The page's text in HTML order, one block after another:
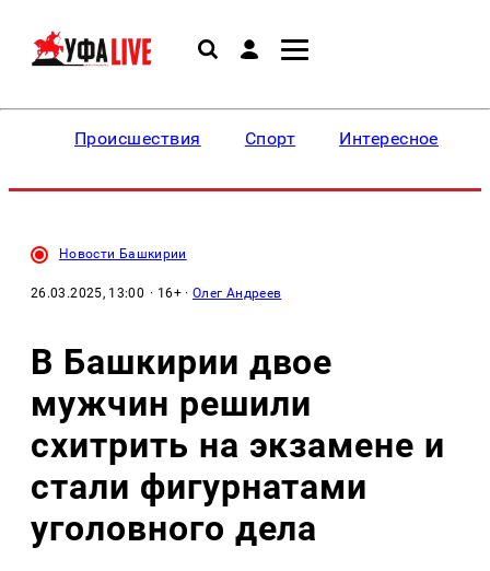
Происшествия Спорт Интересное
Новости Башкирии
26.03.2025, 13:00 · 16+ ·Олег Андреев
В Башкирии двое
мужчин решили
схитрить на экзамене и
стали фигурнатами
уголовного дела